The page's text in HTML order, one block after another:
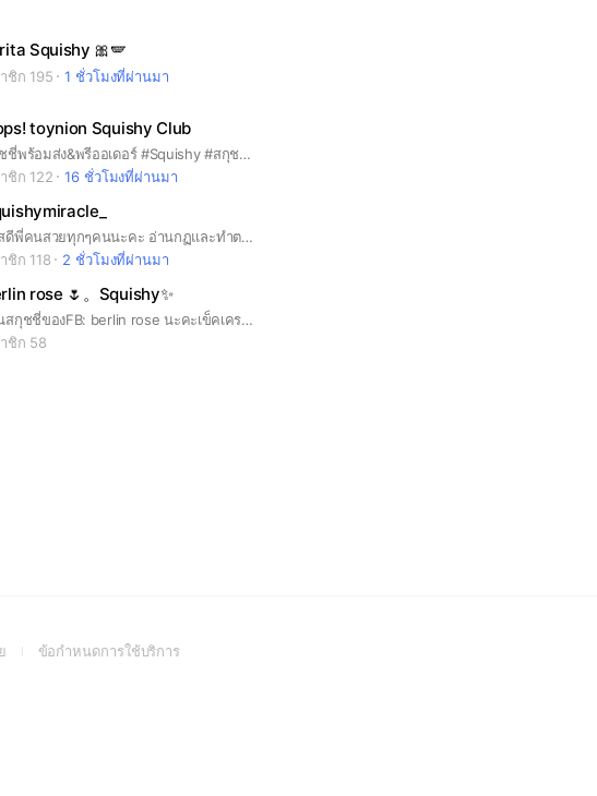
Squishy 🎀🪽
ชิก 195 1 ชั่วโมงที่ผ่านมา
toynion Squishy Club
สกุชชี่พร้อมส่ง&พรีออเดอร์ #Squishy #สกุชชี่ #squishythailand #สกุชชี่พร้อมส่ง #พรีออเดอร์ #oopstoynion
ชิก 122
16 ชั่วโมงที่ผ่านมา
สวัสดีพี่คนสวยทุกๆคนนะคะ อ่านกฏและทำตามกฏกันด้วยน้า🙇🏽‍♀️🤍 🚨กฎการพรีสกุชชี่🚨 📌 สินค้าเป็นพรีออเดอร์จากตป.รอสินค้าประมาณ 15-20 วัน หรือขึ้นอยู่กับรอบส่งของร้านค้า 🚨โอนเต็มหรือมัดจำครึ่งหนึ่งของค่าสินค้าน้าหรือตามที่ร้านแจ้งก่อนสั่งสินค้านะคะ 🚨หลังจากสั่งซื้อแล้ว ❌ไม่สามารถยกเลิก ❌เปลี่ยนแบบ หรือขอ คืนเงินได้ทุกกรณี 🚨สินค้าพรีอาจมีความล่าช้าจากขนส่ง หรือศุลกากรน้า ขอคนที่รอของได้นะค้าบ 🚨สินค้าที่มีตำหนิจากโรงงานเล็ก🚨
ชิก 118
2 ชั่วโมงที่ผ่านมา
rose 🌷。Squishy✨
ร้านสกุชชี่ของFB: berlin rose นะคะเข็คเครดิตได้เลยค่ะ อพชนี้จะคอยอัปเดตของขาย+เปิดพรีนะคะ🌷
ชิก 58
(Openข้อกำหนดการใช้บริการ(Open